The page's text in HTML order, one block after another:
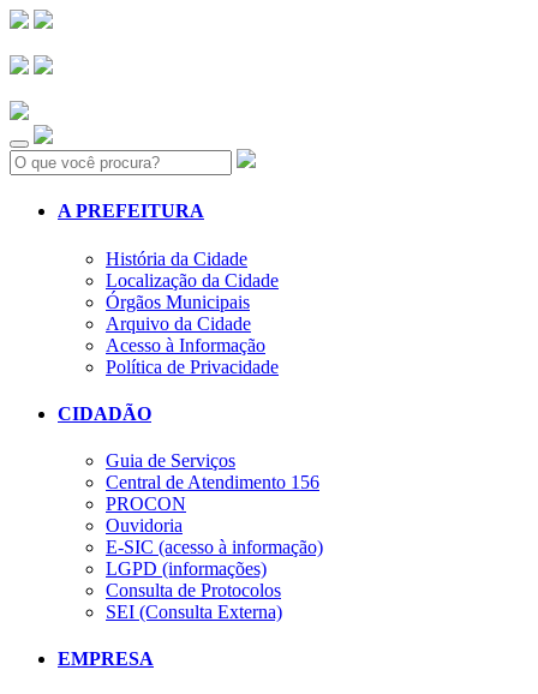
Search:
A PREFEITURA
História da Cidade
Localização da Cidade
Órgãos Municipais
Arquivo da Cidade
Acesso à Informação
Política de Privacidade
CIDADÃO
Guia de Serviços
Central de Atendimento 156
PROCON
Ouvidoria
E-SIC (acesso à informação)
LGPD (informações)
Consulta de Protocolos
SEI (Consulta Externa)
EMPRESA